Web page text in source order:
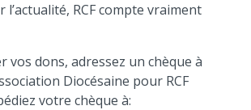
l’actualité, RCF compte vraiment
vos dons, adressez un chèque à
Diocésaine pour RCF
votre chèque à: